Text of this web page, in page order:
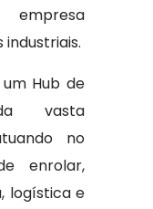
industriais.
Hub de
vasta
no
enrolar,
logística e